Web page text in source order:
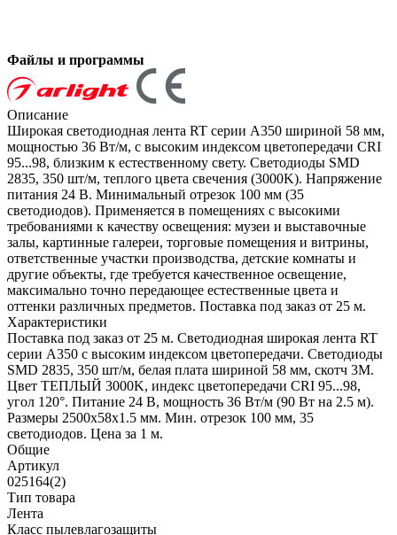
Файлы и программы
Описание
Широкая светодиодная лента RT серии A350 шириной 58 мм,
мощностью 36 Вт/м, с высоким индексом цветопередачи CRI
95...98, близким к естественному свету. Светодиоды SMD
2835, 350 шт/м, теплого цвета свечения (3000K). Напряжение
питания 24 В. Минимальный отрезок 100 мм (35
светодиодов). Применяется в помещениях с высокими
требованиями к качеству освещения: музеи и выставочные
залы, картинные галереи, торговые помещения и витрины,
ответственные участки производства, детские комнаты и
другие объекты, где требуется качественное освещение,
максимально точно передающее естественные цвета и
оттенки различных предметов. Поставка под заказ от 25 м.
Характеристики
Поставка под заказ от 25 м. Светодиодная широкая лента RT
серии A350 с высоким индексом цветопередачи. Светодиоды
SMD 2835, 350 шт/м, белая плата шириной 58 мм, скотч 3М.
Цвет ТЕПЛЫЙ 3000K, индекс цветопередачи CRI 95...98,
угол 120°. Питание 24 В, мощность 36 Вт/м (90 Вт на 2.5 м).
Размеры 2500х58х1.5 мм. Мин. отрезок 100 мм, 35
светодиодов. Цена за 1 м.
Общие
Артикул
025164(2)
Тип товара
Лента
Класс пылевлагозащиты